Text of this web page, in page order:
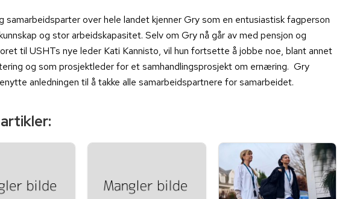
samarbeidsparter over hele landet kjenner Gry som en entusiastisk fagperson
og stor arbeidskapasitet. Selv om Gry nå går av med pensjon og
til USHTs nye leder Kati Kannisto, vil hun fortsette å jobbe noe, blant annet
og som prosjektleder for et samhandlingsprosjekt om ernæring. Gry
anledningen til å takke alle samarbeidspartnere for samarbeidet.